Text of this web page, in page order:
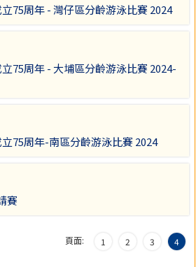
75周年 - 灣仔區分齡游泳比賽 2024
75周年 - 大埔區分齡游泳比賽 2024-
75周年-南區分齡游泳比賽 2024
賽
頁面: 1 2 3 4